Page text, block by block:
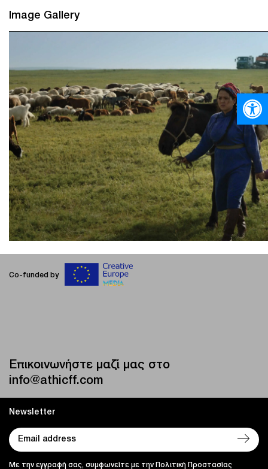
Image Gallery
Co-funded by
Επικοινωνήστε μαζί μας στο
info@athicff.com
Newsletter
Με την εγγραφή σας, συμφωνείτε με την Πολιτική Προστασίας